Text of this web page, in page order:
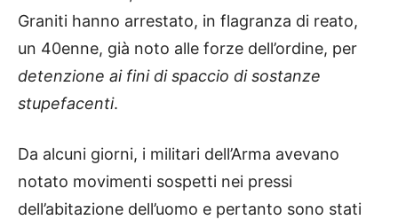
Graniti hanno arrestato, in flagranza di reato,
un 40enne, già noto alle forze dell’ordine, per
detenzione ai fini di spaccio di sostanze
stupefacenti.
Da alcuni giorni, i militari dell’Arma avevano
notato movimenti sospetti nei pressi
dell’abitazione dell’uomo e pertanto sono stati